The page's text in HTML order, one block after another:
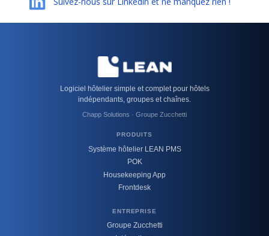
Logiciel hôtelier simple et complet pour hôtels
indépendants, groupes et chaînes.
Chapp Solutions · Groupe Zucchetti
PRODUITS
Système hôtelier LEAN PMS
POK
Housekeeping App
Frontdesk
ENTREPRISE
Groupe Zucchetti